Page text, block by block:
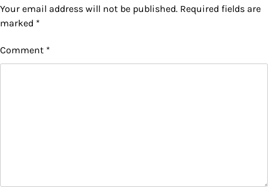
Your email address will not be published. Required fields are
marked *
Comment *